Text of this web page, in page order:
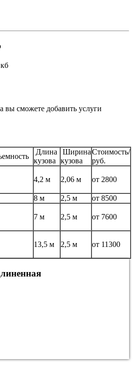
вы сможете добавить услуги
Длина
кузова
Ширина
кузова
Стоимость/
руб.
4,2 м 2,06 м от 2800
8 м 2,5 м
от 8500
7 м 2,5 м от 7600
13,5 м 2,5 м от 11300